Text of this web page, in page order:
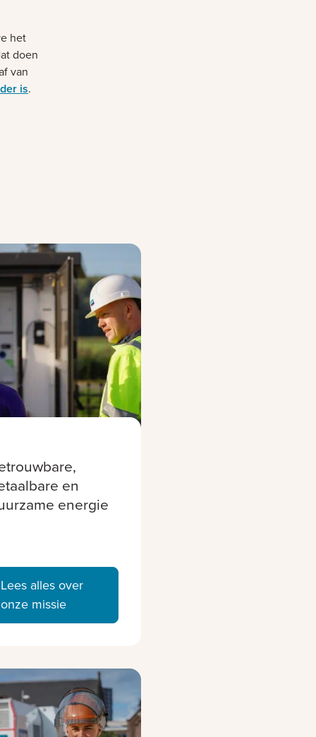
het
doen
van
is.
en
energie
Lees alles over
onze missie